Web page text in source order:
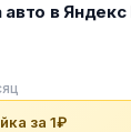
в Яндекс
за 1₽